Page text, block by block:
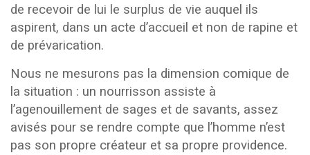
de recevoir de lui le surplus de vie auquel ils
aspirent, dans un acte d’accueil et non de rapine et
de prévarication.
Nous ne mesurons pas la dimension comique de
la situation : un nourrisson assiste à
l’agenouillement de sages et de savants, assez
avisés pour se rendre compte que l’homme n’est
pas son propre créateur et sa propre providence.